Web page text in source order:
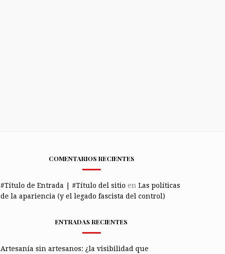
COMENTARIOS RECIENTES
#Título de Entrada | #Título del sitio en Las políticas
de la apariencia (y el legado fascista del control)
ENTRADAS RECIENTES
Artesanía sin artesanos: ¿la visibilidad que